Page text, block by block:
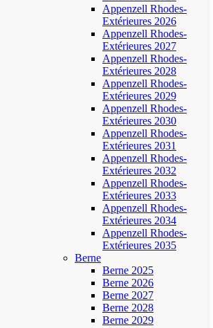
Appenzell Rhodes-
Extérieures 2026
Appenzell Rhodes-
Extérieures 2027
Appenzell Rhodes-
Extérieures 2028
Appenzell Rhodes-
Extérieures 2029
Appenzell Rhodes-
Extérieures 2030
Appenzell Rhodes-
Extérieures 2031
Appenzell Rhodes-
Extérieures 2032
Appenzell Rhodes-
Extérieures 2033
Appenzell Rhodes-
Extérieures 2034
Appenzell Rhodes-
Extérieures 2035
Berne
Berne 2025
Berne 2026
Berne 2027
Berne 2028
Berne 2029